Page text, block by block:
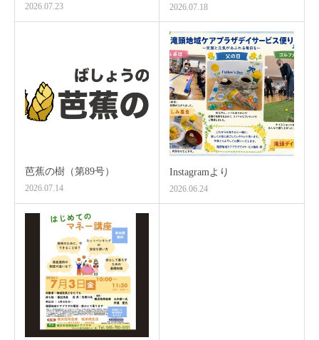
2026.07.23 2026.07.18
芭蕉の樹（第89号）
2026.07.14
Instagramより
2026.06.24